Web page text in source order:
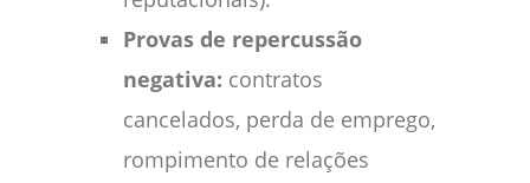
Provas de repercussão
negativa: contratos
cancelados, perda de emprego,
rompimento de relações